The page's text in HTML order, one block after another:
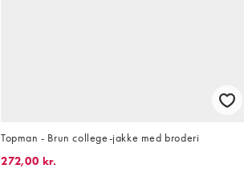
Topman - Brun college-jakke med broderi
272,00 kr.